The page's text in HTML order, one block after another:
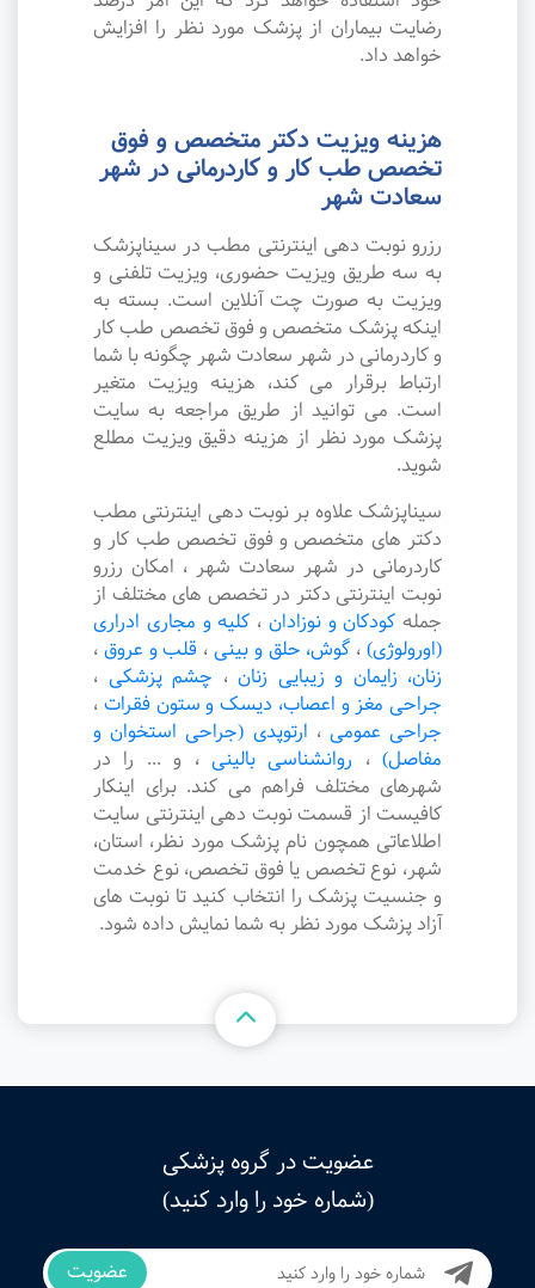
رضایت بیماران از پزشک مورد نظر را افزایش
خواهد داد.
هزینه ویزیت دکتر متخصص و فوق
تخصص طب کار و کاردرمانی در شهر
سعادت شهر
رزرو نوبت دهی اینترنتی مطب در سیناپزشک
به سه طریق ویزیت حضوری، ویزیت تلفنی و
ویزیت به صورت چت آنلاین است. بسته به
اینکه پزشک متخصص و فوق تخصص طب کار
و کاردرمانی در شهر سعادت شهر چگونه با شما
ارتباط برقرار می کند، هزینه ویزیت متغیر
است. می توانید از طریق مراجعه به سایت
پزشک مورد نظر از هزینه دقیق ویزیت مطلع
شوید.
سیناپزشک علاوه بر نوبت دهی اینترنتی مطب
دکتر های متخصص و فوق تخصص طب کار و
کاردرمانی در شهر سعادت شهر ، امکان رزرو
نوبت اینترنتی دکتر در تخصص های مختلف از
جمله کودکان و نوزادان ، کلیه و مجاری ادراری
(اورولوژی) ، گوش، حلق و بینی ، قلب و عروق ،
زنان، زایمان و زیبایی زنان ، چشم پزشکی ،
جراحی مغز و اعصاب، دیسک و ستون فقرات ،
جراحی عمومی ، ارتوپدی (جراحی استخوان و
مفاصل) ، روانشناسی بالینی ، و ... را در
شهرهای مختلف فراهم می کند. برای اینکار
کافیست از قسمت نوبت دهی اینترنتی سایت
اطلاعاتی همچون نام پزشک مورد نظر، استان،
شهر، نوع تخصص یا فوق تخصص، نوع خدمت
و جنسیت پزشک را انتخاب کنید تا نوبت های
آزاد پزشک مورد نظر به شما نمایش داده شود.
عضویت در گروه پزشکی
(شماره خود را وارد کنید)
عضویت